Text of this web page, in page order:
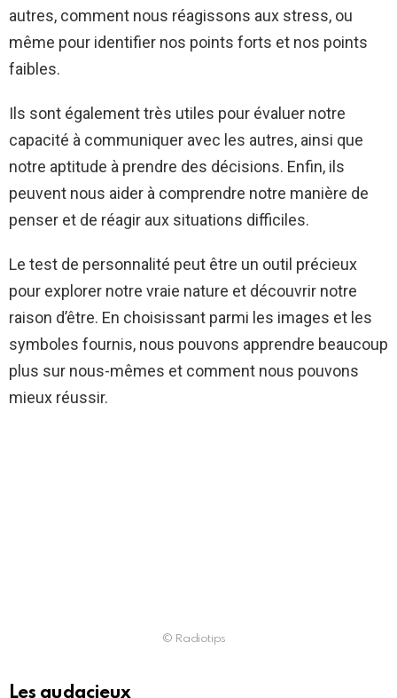
autres, comment nous réagissons aux stress, ou
même pour identifier nos points forts et nos points
faibles.
Ils sont également très utiles pour évaluer notre
capacité à communiquer avec les autres, ainsi que
notre aptitude à prendre des décisions. Enfin, ils
peuvent nous aider à comprendre notre manière de
penser et de réagir aux situations difficiles.
Le test de personnalité peut être un outil précieux
pour explorer notre vraie nature et découvrir notre
raison d’être. En choisissant parmi les images et les
symboles fournis, nous pouvons apprendre beaucoup
plus sur nous-mêmes et comment nous pouvons
mieux réussir.
© Radiotips
Les audacieux